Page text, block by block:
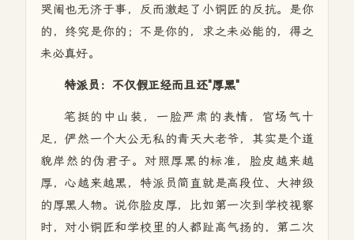
哭闹也无济于事，反而激起了小铜匠的反抗。是你
的，终究是你的；不是你的，求之未必能的，得之
未必真好。
特派员：不仅假正经而且还"厚黑"
笔挺的中山装，一脸严肃的表情，官场气十
足，俨然一个大公无私的青天大老爷，其实是个道
貌岸然的伪君子。对照厚黑的标准，脸皮越来越
厚，心越来越黑，特派员简直就是高段位、大神级
的厚黑人物。说你脸皮厚，比如第一次到学校视察
时，对小铜匠和学校里的人都趾高气扬的，第二次